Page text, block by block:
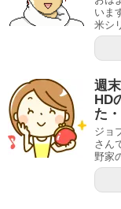
いま
米シ
週
HD
た・
ジョ
さん
野家